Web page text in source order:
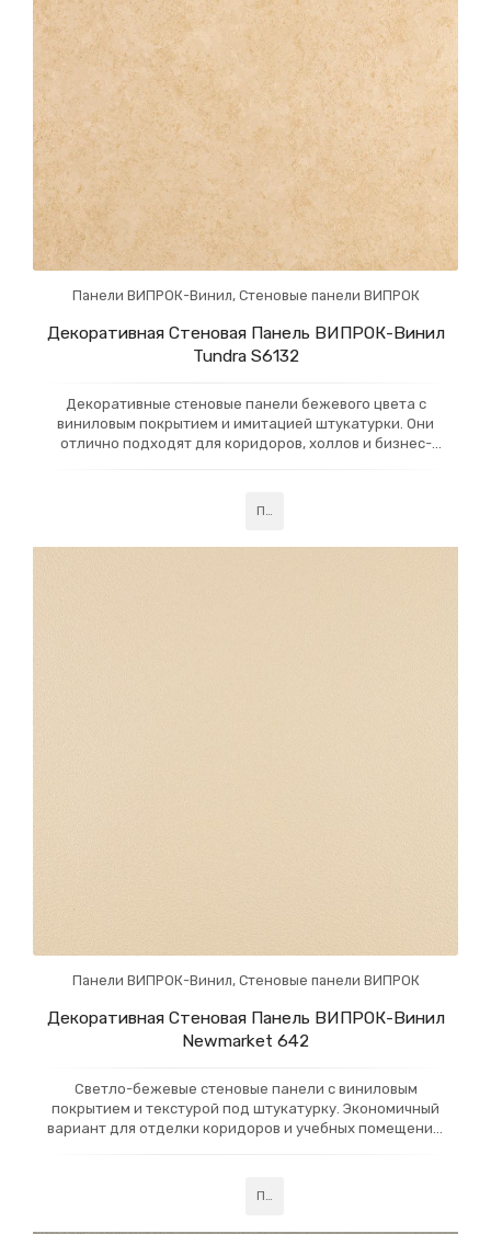
Панели ВИПРОК-Винил, Стеновые панели ВИПРОК
Декоративная Стеновая Панель ВИПРОК-Винил
Tundra S6132
Декоративные стеновые панели бежевого цвета с
виниловым покрытием и имитацией штукатурки. Они
отлично подходят для коридоров, холлов и бизнес-
Панели ВИПРОК-Винил, Стеновые панели ВИПРОК
Декоративная Стеновая Панель ВИПРОК-Винил
Newmarket 642
Светло-бежевые стеновые панели с виниловым
покрытием и текстурой под штукатурку. Экономичный
вариант для отделки коридоров и учебных помещений,